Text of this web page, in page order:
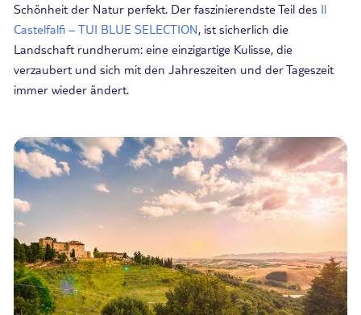
Schönheit der Natur perfekt. Der faszinierendste Teil des Il
Castelfalfi – TUI BLUE SELECTION, ist sicherlich die
Landschaft rundherum: eine einzigartige Kulisse, die
verzaubert und sich mit den Jahreszeiten und der Tageszeit
immer wieder ändert.